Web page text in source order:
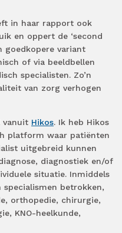
in haar rapport ook
en oppert de ‘second
goedkopere variant
of via beeldbellen
specialisten. Zo’n
van zorg verhogen
vanuit Hikos. Ik heb Hikos
platform waar patiënten
uitgebreid kunnen
diagnostiek en/of
situatie. Inmiddels
betrokken,
orthopedie, chirurgie,
KNO-heelkunde,